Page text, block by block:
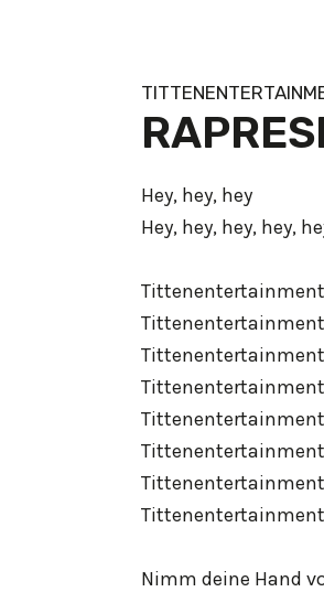
Hey, hey, hey
Hey, hey, hey, hey,
Nimm deine Hand